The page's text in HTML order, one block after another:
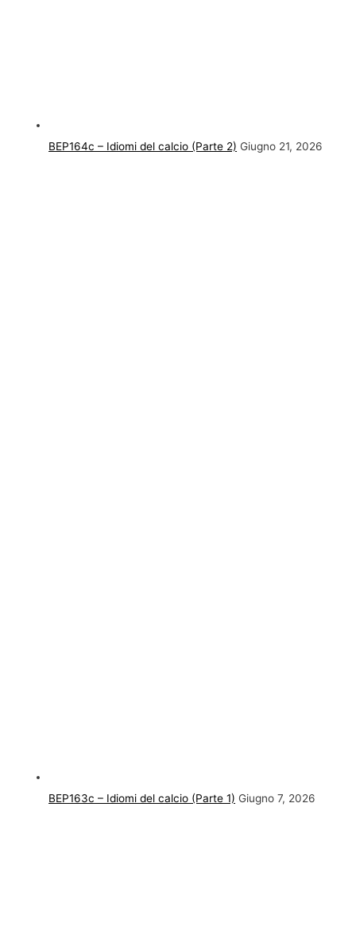
BEP164c – Idiomi del calcio (Parte 2) Giugno 21, 2026
BEP163c – Idiomi del calcio (Parte 1) Giugno 7, 2026